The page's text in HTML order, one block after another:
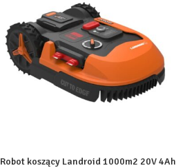
Robot koszący Landroid 1000m2 20V 4Ah